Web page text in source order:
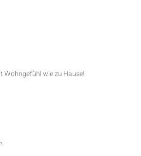
Wohngefühl wie zu Hause!